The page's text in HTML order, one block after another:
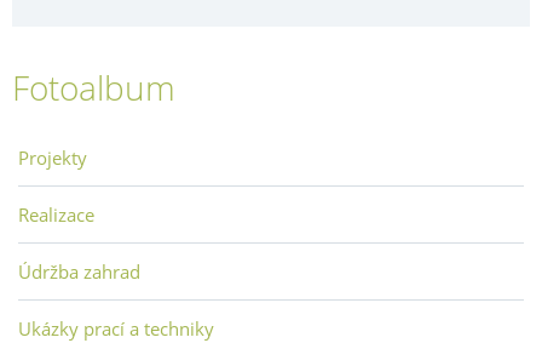
Fotoalbum
Projekty
Realizace
Údržba zahrad
Ukázky prací a techniky